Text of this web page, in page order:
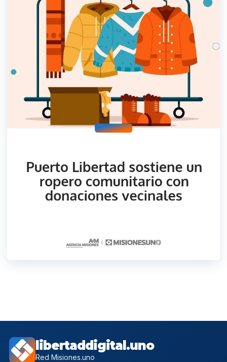
libertaddigital.uno
Red Misiones.uno